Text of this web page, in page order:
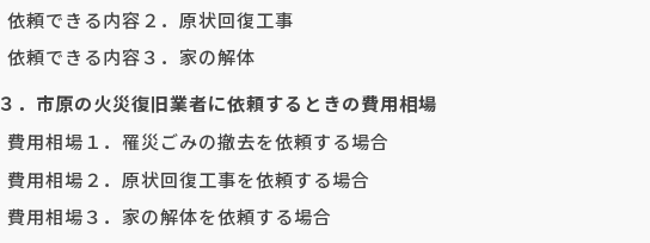
依頼できる内容２．原状回復工事
依頼できる内容３．家の解体
３．市原の火災復旧業者に依頼するときの費用相場
費用相場１．罹災ごみの撤去を依頼する場合
費用相場２．原状回復工事を依頼する場合
費用相場３．家の解体を依頼する場合